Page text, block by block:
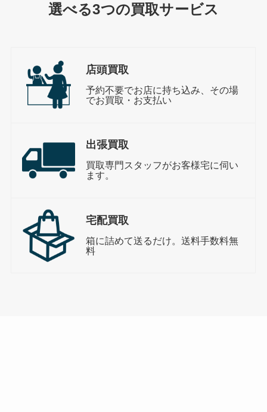
選べる3つの買取サービス
店頭買取
予約不要でお店に持ち込み、その場
でお買取・お支払い
出張買取
買取専門スタッフがお客様宅に伺い
ます。
宅配買取
箱に詰めて送るだけ。送料手数料無
料